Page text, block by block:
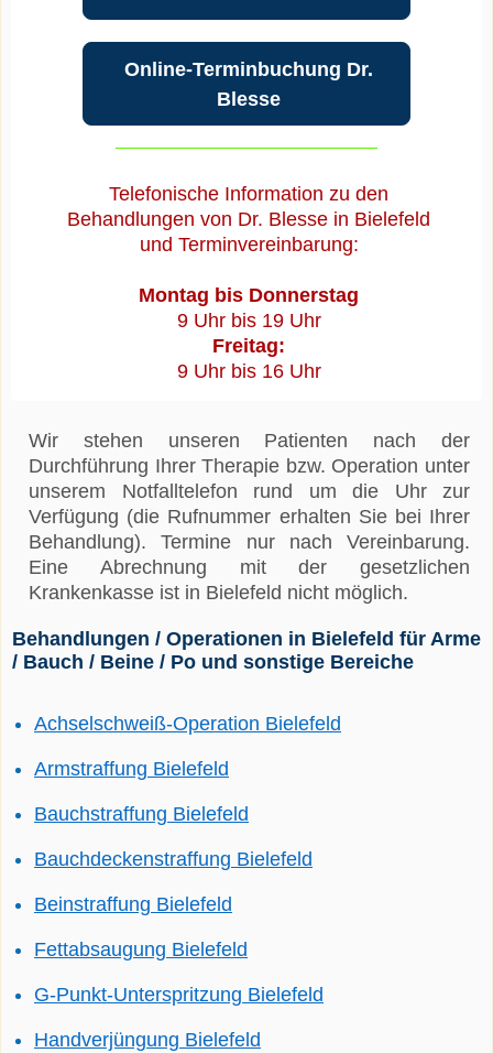
Online-Terminbuchung Dr.
Blesse
Telefonische Information zu den
Behandlungen von Dr. Blesse in Bielefeld
und Terminvereinbarung:
Montag bis Donnerstag
9 Uhr bis 19 Uhr
Freitag:
9 Uhr bis 16 Uhr
Wir stehen unseren Patienten nach der
Durchführung Ihrer Therapie bzw. Operation unter
unserem Notfalltelefon rund um die Uhr zur
Verfügung (die Rufnummer erhalten Sie bei Ihrer
Behandlung). Termine nur nach Vereinbarung.
Eine Abrechnung mit der gesetzlichen
Krankenkasse ist in Bielefeld nicht möglich.
Behandlungen / Operationen in Bielefeld für Arme
/ Bauch / Beine / Po und sonstige Bereiche
Achselschweiß-Operation Bielefeld
Armstraffung Bielefeld
Bauchstraffung Bielefeld
Bauchdeckenstraffung Bielefeld
Beinstraffung Bielefeld
Fettabsaugung Bielefeld
G-Punkt-Unterspritzung Bielefeld
Handverjüngung Bielefeld